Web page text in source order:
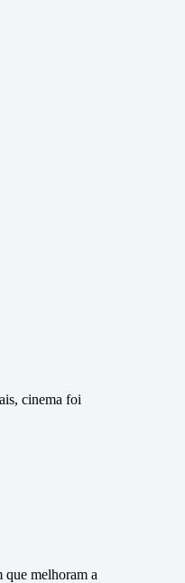
cinema foi
que melhoram a